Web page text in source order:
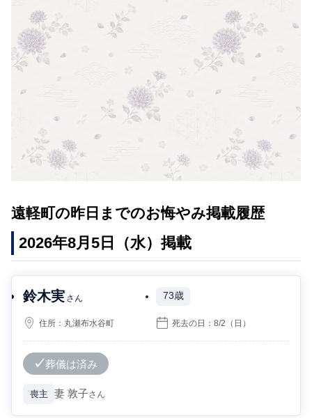
遠軽町の昨日までのお悔やみ掲載履歴
2026年8月5日（水）掲載
鈴木実 さん 73歳
住所： 丸瀬布水谷町 死去の日：8/2 （日）
葬儀は済み
喪主 妻 敦子さん